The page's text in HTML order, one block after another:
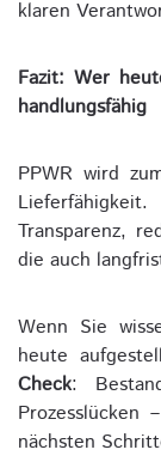
klaren
Fazit: Wer
handlungsfähig
PPWR wird
Transparenz,
die auch
Wenn Sie
heute
Check:
nächsten